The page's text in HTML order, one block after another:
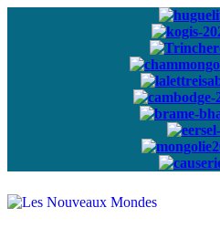
Abonnez-vous à